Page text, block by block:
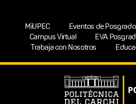
MiUPEC Eventos de Posgrado
Campus Virtual
EVA
Trabaja con Nosotros